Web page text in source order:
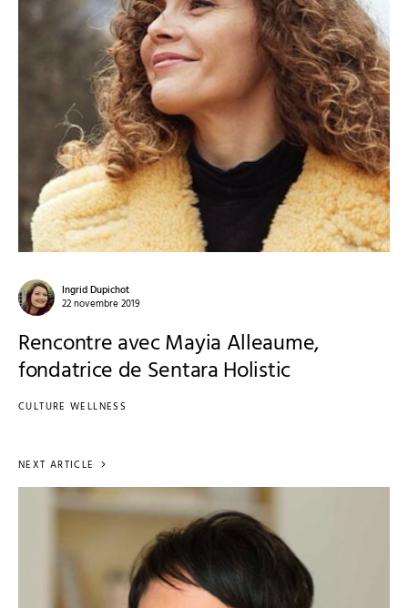
Ingrid Dupichot
22 novembre 2019
Rencontre avec Mayia Alleaume,
fondatrice de Sentara Holistic
CULTURE WELLNESS
NEXT ARTICLE